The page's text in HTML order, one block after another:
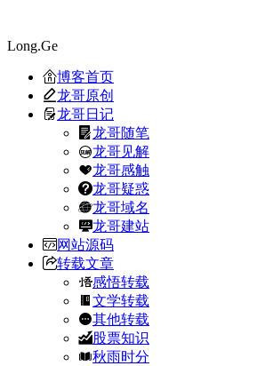
Long.Ge
博客首页
龙哥原创
龙哥日记
龙哥随笔
龙哥见解
龙哥感触
龙哥疑惑
龙哥域名
龙哥建站
网站源码
转载文章
感悟转载
文学转载
其他转载
股票知识
秋雨时分